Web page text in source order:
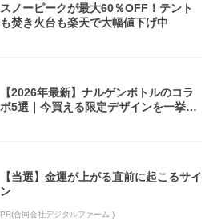
スノーピークが最大60％OFF！テント
も焚き火台も楽天で大幅値下げ中
【2026年最新】ナルゲンボトルのコラ
ボ5選｜今買える限定デザインを一挙紹
【当選】金運が上がる直前に起こるサイ
ン
PR(合同会社デジタルファーム )